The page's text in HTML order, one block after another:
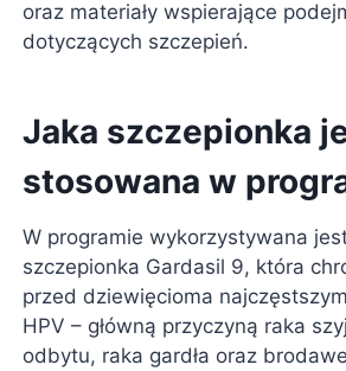
oraz materiały wspierające
dotyczących szczepień.
Jaka szczepionka
stosowana w
W programie wykorzystywana
szczepionka Gardasil 9, która
przed dziewięcioma
HPV – główną przyczyną raka
odbytu, raka gardła oraz